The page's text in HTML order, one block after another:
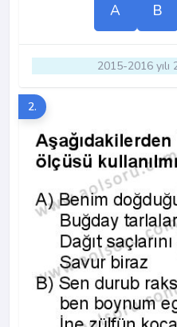
A B
2015-2016 yılı
2.